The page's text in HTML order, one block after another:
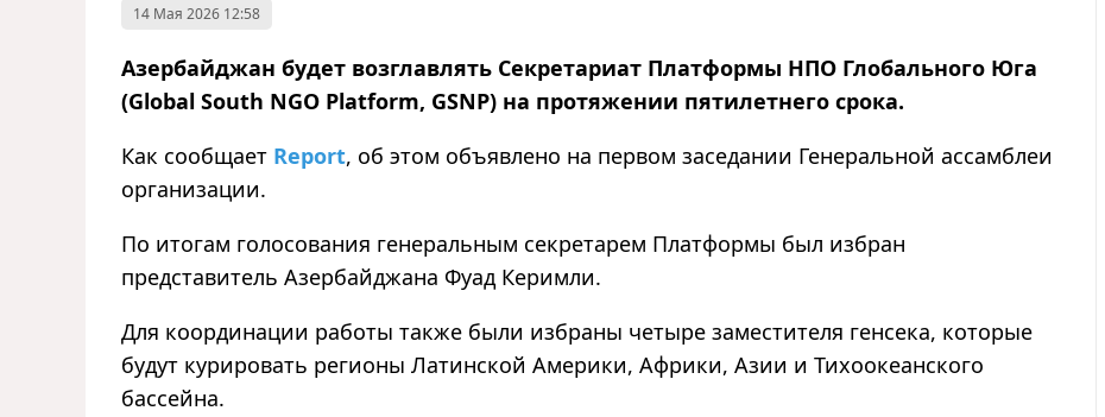
14 Мая 2026 12:58
Азербайджан будет возглавлять Секретариат Платформы НПО Глобального Юга
(Global South NGO Platform, GSNP) на протяжении пятилетнего срока.
Как сообщает Report, об этом объявлено на первом заседании Генеральной ассамблеи
организации.
По итогам голосования генеральным секретарем Платформы был избран
представитель Азербайджана Фуад Керимли.
Для координации работы также были избраны четыре заместителя генсека, которые
будут курировать регионы Латинской Америки, Африки, Азии и Тихоокеанского
бассейна.